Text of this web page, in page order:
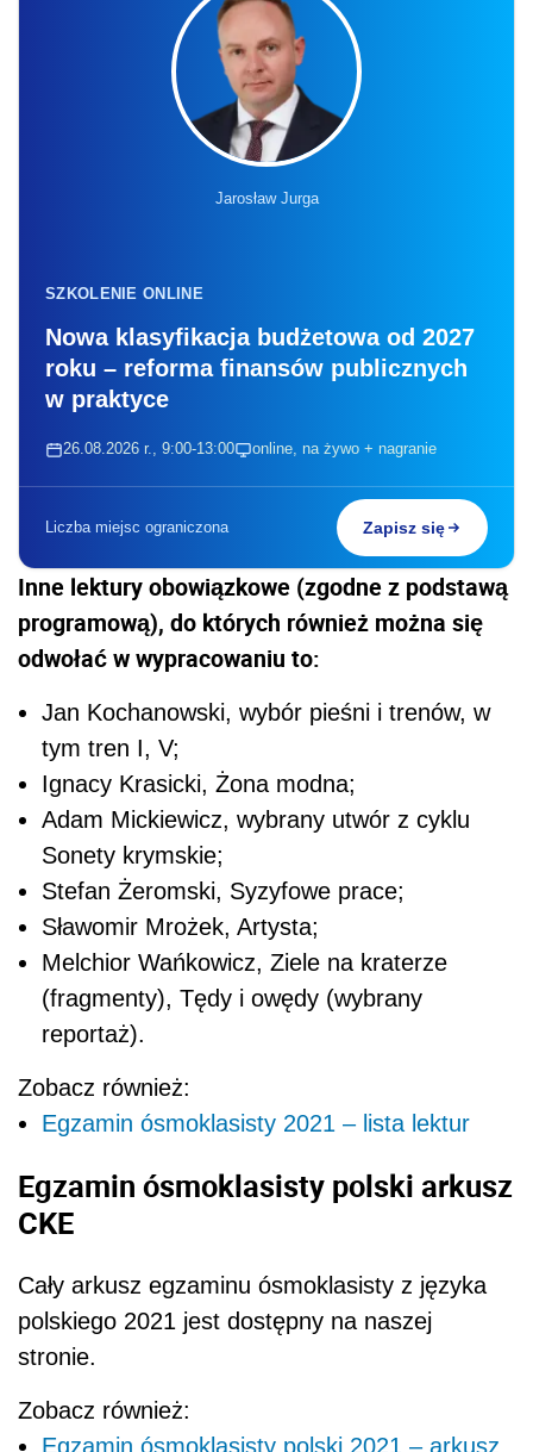
Jarosław Jurga
SZKOLENIE ONLINE
Nowa klasyfikacja budżetowa od 2027
roku – reforma finansów publicznych
w praktyce
26.08.2026 r., 9:00-13:00 online, na żywo + nagranie
Liczba miejsc ograniczona Zapisz się
Inne lektury obowiązkowe (zgodne z podstawą
programową), do których również można się
odwołać w wypracowaniu to:
Jan Kochanowski, wybór pieśni i trenów, w
tym tren I, V;
Ignacy Krasicki, Żona modna;
Adam Mickiewicz, wybrany utwór z cyklu
Sonety krymskie;
Stefan Żeromski, Syzyfowe prace;
Sławomir Mrożek, Artysta;
Melchior Wańkowicz, Ziele na kraterze
(fragmenty), Tędy i owędy (wybrany
reportaż).
Zobacz również:
Egzamin ósmoklasisty 2021 – lista lektur
Egzamin ósmoklasisty polski arkusz
CKE
Cały arkusz egzaminu ósmoklasisty z języka
polskiego 2021 jest dostępny na naszej
stronie.
Zobacz również:
Egzamin ósmoklasisty polski 2021 – arkusz